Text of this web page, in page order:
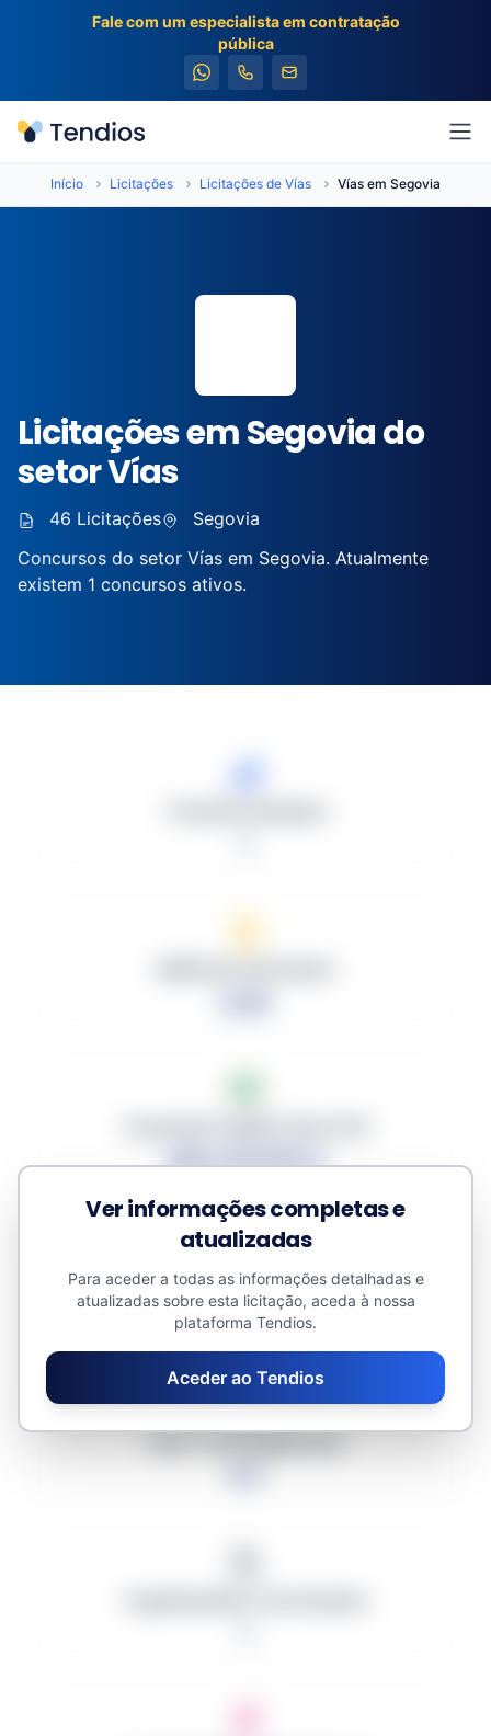
Fale com um especialista em contratação
pública
Tendios
Início Licitações Licitações de Vías Vías em Segovia
Licitações em Segovia do
setor Vías
46 Licitações
Segovia
Concursos do setor Vías em Segovia. Atualmente
existem 1 concursos ativos.
382,374.875 €
Desconto Médio
0.00%
Ver informações completas e
atualizadas
Para aceder a todas as informações detalhadas e
atualizadas sobre esta licitação, aceda à nossa
plataforma Tendios.
Aceder ao Tendios